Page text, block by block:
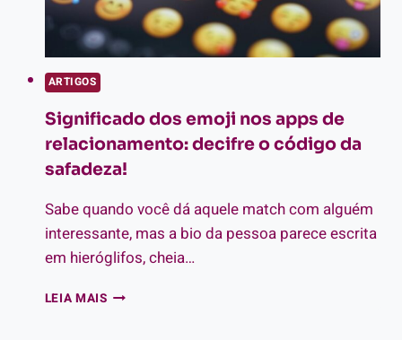
ARTIGOS
Significado dos emoji nos apps de
relacionamento: decifre o código da
safadeza!
Sabe quando você dá aquele match com alguém
interessante, mas a bio da pessoa parece escrita
em hieróglifos, cheia…
LEIA MAISSIGNIFICADO